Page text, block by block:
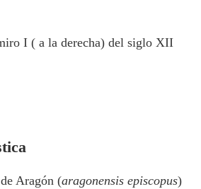
I ( a la derecha) del siglo XII
Aragón (aragonensis episcopus)